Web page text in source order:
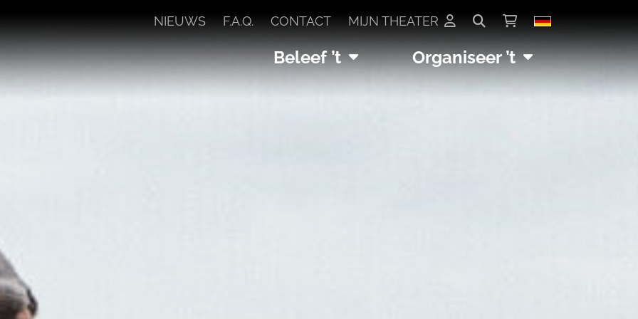
NIEUWS F.A.Q. CONTACT MIJN THEATER
Beleef ’t Organiseer ’t